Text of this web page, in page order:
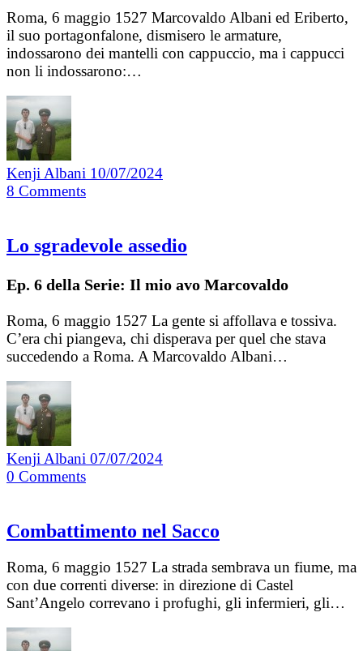
Roma, 6 maggio 1527 Marcovaldo Albani ed Eriberto,
il suo portagonfalone, dismisero le armature,
indossarono dei mantelli con cappuccio, ma i cappucci
non li indossarono:…
Kenji Albani 10/07/2024
8 Comments
Lo sgradevole assedio
Ep. 6 della Serie: Il mio avo Marcovaldo
Roma, 6 maggio 1527 La gente si affollava e tossiva.
C’era chi piangeva, chi disperava per quel che stava
succedendo a Roma. A Marcovaldo Albani…
Kenji Albani 07/07/2024
0 Comments
Combattimento nel Sacco
Roma, 6 maggio 1527 La strada sembrava un fiume, ma
con due correnti diverse: in direzione di Castel
Sant’Angelo correvano i profughi, gli infermieri, gli…